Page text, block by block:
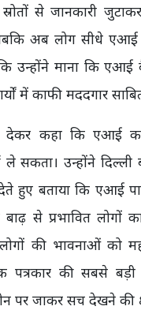
से जानकारी
अब लोग सीधे
उन्होंने माना कि एआई
में काफी मददगार
कहा कि एआई
ले सकता। उन्होंने
देते हुए बताया कि एआई
से प्रभावित लोगों
की भावनाओं को
पत्रकार की सबसे
पर जाकर सच देखने की